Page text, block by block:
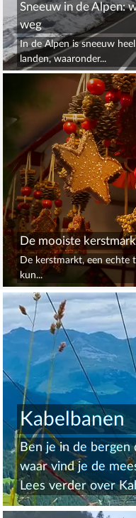
Sneeuw in de Alpen:
weg
In de Alpen is sneeuw
landen, waaronder...
De mooiste
De kerstmarkt, een echte
kun...
Kabelbanen
Ben je in de bergen
waar vind je de
Lees verder over